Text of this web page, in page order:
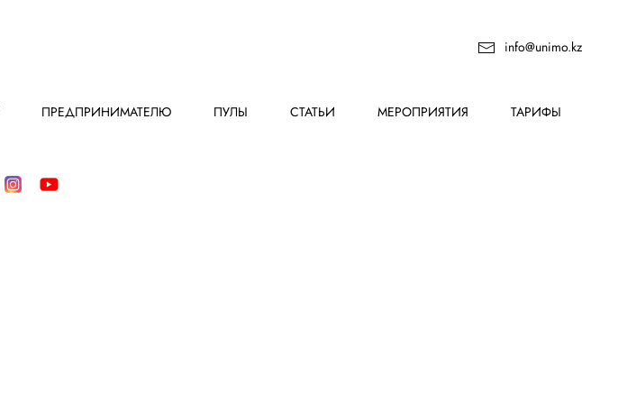
info@unimo.kz
ПРЕДПРИНИМАТЕЛЮ ПУЛЫ СТАТЬИ МЕРОПРИЯТИЯ ТАРИФЫ